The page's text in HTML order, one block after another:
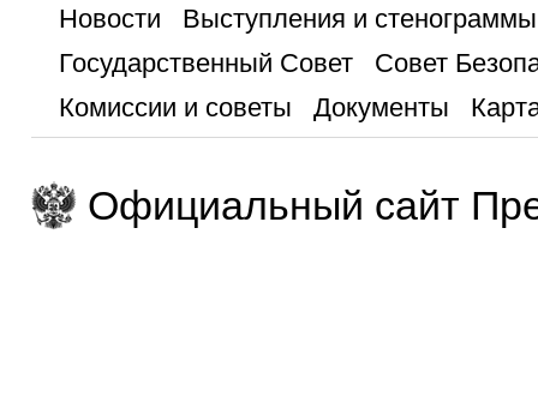
Новости
Выступления и стенограммы
Государственный Совет
Совет
Комиссии и советы
Документы
Официальный сайт